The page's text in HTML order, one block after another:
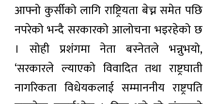
आफ्नो कुर्सीको लागि राष्ट्रियता बेच्न समेत पछि
नपरेको भन्दै सरकारको आलोचना भइरहेको छ
। सोही प्रशंगमा नेता बस्नेतले भन्नुभयो,
‘सरकारले ल्याएको विवादित तथा राष्ट्रघाती
नागरिकता विधेयकलाई सम्माननीय राष्ट्रपति